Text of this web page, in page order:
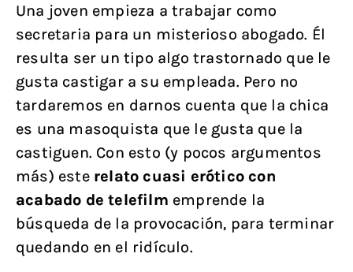
Una joven empieza a trabajar como
secretaria para un misterioso abogado. Él
resulta ser un tipo algo trastornado que le
gusta castigar a su empleada. Pero no
tardaremos en darnos cuenta que la chica
es una masoquista que le gusta que la
castiguen. Con esto (y pocos argumentos
más) este relato cuasi erótico con
acabado de telefilm emprende la
búsqueda de la provocación, para terminar
quedando en el ridículo.